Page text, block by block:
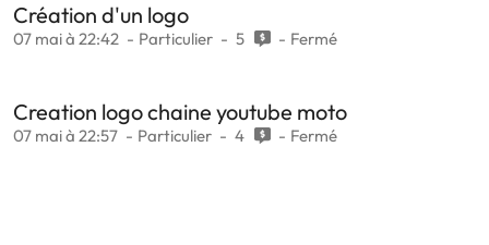
Création d'un logo
07 mai à 22:42 Particulier 5 Fermé
Creation logo chaine youtube moto
07 mai à 22:57 Particulier 4 Fermé